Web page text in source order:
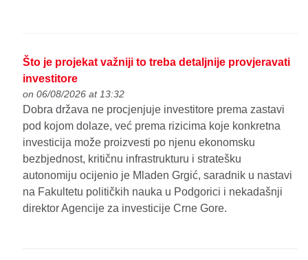
Što je projekat važniji to treba detaljnije provjeravati
investitore
on 06/08/2026 at 13:32
Dobra država ne procjenjuje investitore prema zastavi
pod kojom dolaze, već prema rizicima koje konkretna
investicija može proizvesti po njenu ekonomsku
bezbjednost, kritičnu infrastrukturu i stratešku
autonomiju ocijenio je Mladen Grgić, saradnik u nastavi
na Fakultetu političkih nauka u Podgorici i nekadašnji
direktor Agencije za investicije Crne Gore.